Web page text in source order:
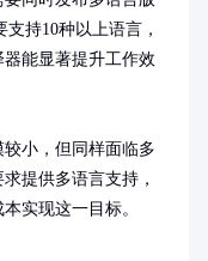
持10种以上语言，
能显著提升工作效
小，但同样面临多
提供多语言支持，
实现这一目标。